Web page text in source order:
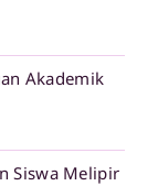
Akademik
Siswa Melipir